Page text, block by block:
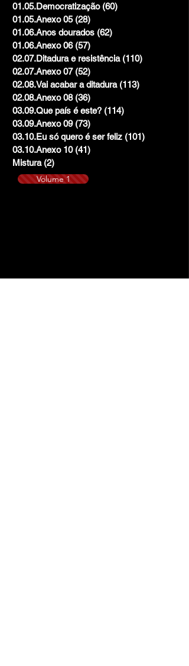
01.05.Democratização (60)
01.05.Anexo 05 (28)
01.06.Anos dourados (62)
01.06.Anexo 06 (57)
02.07.Ditadura e resistência (110)
02.07.Anexo 07 (52)
02.08.Vai acabar a ditadura (113)
02.08.Anexo 08 (36)
03.09.Que país é este? (114)
03.09.Anexo 09 (73)
03.10.Eu só quero é ser feliz (101)
03.10.Anexo 10 (41)
Mistura (2)
Volume 1